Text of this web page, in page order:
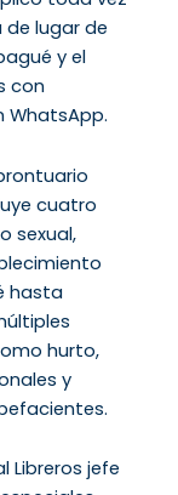
lugar de
y el
con
WhatsApp.
cuatro
sexual,
hasta
hurto,
y
Libreros jefe